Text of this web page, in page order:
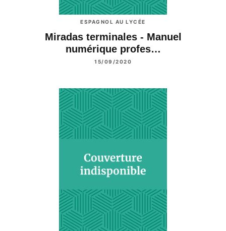
ESPAGNOL AU LYCÉE
Miradas terminales - Manuel
numérique profes…
15/09/2020